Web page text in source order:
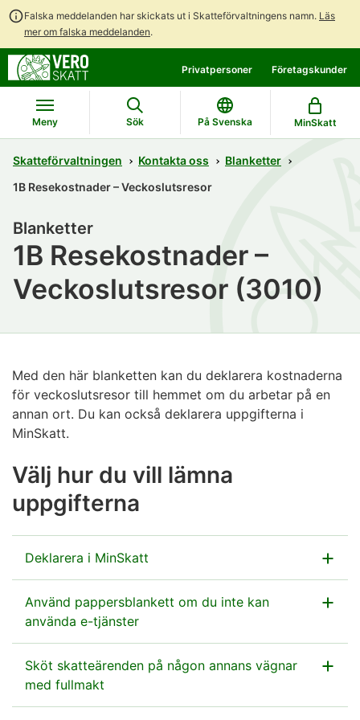
Falska meddelanden har skickats ut i Skatteförvaltningens namn. Läs
mer om falska meddelanden.
direkt
till
innehållet
till
hela
webbplatsens
sökning
Privatpersoner Företagskunder
Meny Sök På Svenska MinSkatt
Skatteförvaltningen Kontakta oss
Blanketter
1B Resekostnader – Veckoslutsresor
1B Resekostnader –
Veckoslutsresor (3010)
Blanketter
Med den här blanketten kan du deklarera kostnaderna
för veckoslutsresor till hemmet om du arbetar på en
annan ort. Du kan också deklarera uppgifterna i
MinSkatt.
Välj hur du vill lämna
uppgifterna
Deklarera i MinSkatt
Gå till MinSkatt
Skattedeklaration – deklarationsanvisning
Använd pappersblankett om du inte kan
använda e-tjänster
Returnera blanketten till adressen som har angetts på
blanketten.
Sköt skatteärenden på någon annans vägnar
med fullmakt